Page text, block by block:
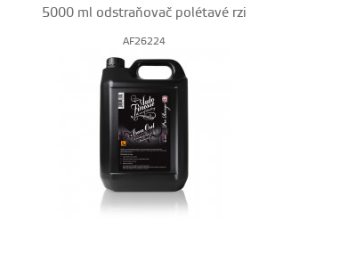
5000 ml odstraňovač polétavé rzi
AF26224